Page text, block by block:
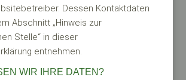
Dessen Kontaktdaten
Abschnitt „Hinweis zur
Stelle“ in dieser
entnehmen.
WIR IHRE DATEN?